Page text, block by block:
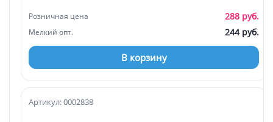
Розничная цена 288 руб.
Мелкий опт. 244 руб.
В корзину
Артикул: 0002838